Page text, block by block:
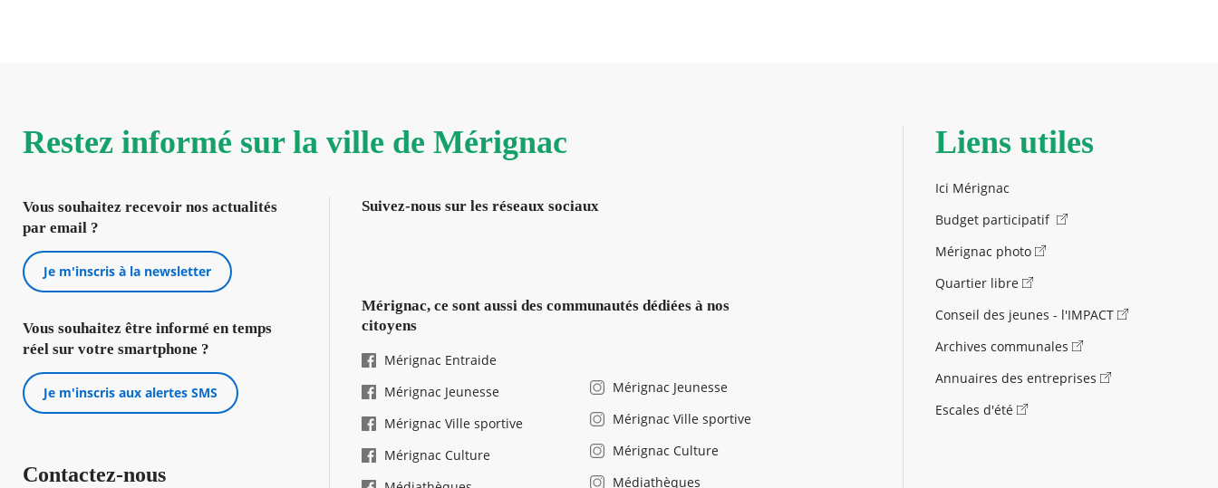
Restez informé sur la ville de Mérignac
Vous souhaitez recevoir nos actualités
par email ?
Je m'inscris à la newsletter
Vous souhaitez être informé en temps
réel sur votre smartphone ?
Je m'inscris aux alertes SMS
Contactez-nous
Suivez-nous sur les réseaux sociaux
Mérignac, ce sont aussi des communautés dédiées à nos
citoyens
Mérignac Entraide
Mérignac Jeunesse
Mérignac Ville sportive
Mérignac Culture
Mérignac Jeunesse
Mérignac Ville sportive
Mérignac Culture
Médiathèques
Liens utiles
Ici Mérignac
Budget participatif
Mérignac photo
Quartier libre
Conseil des jeunes - l'IMPACT
Archives communales
Annuaires des entreprises
Escales d'été